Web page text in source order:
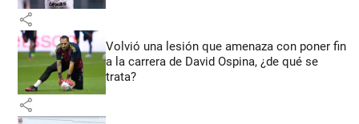
share
Volvió una lesión que amenaza con poner fin
a la carrera de David Ospina, ¿de qué se
trata?
share